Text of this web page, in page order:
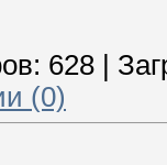
628 |
(0)